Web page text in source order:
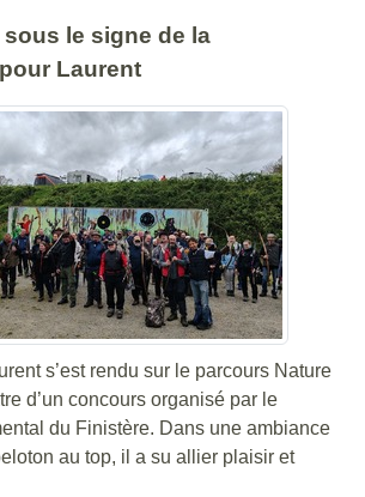
le signe de la
Laurent
s’est rendu sur le parcours Nature
d’un concours organisé par le
du Finistère. Dans une ambiance
au top, il a su allier plaisir et